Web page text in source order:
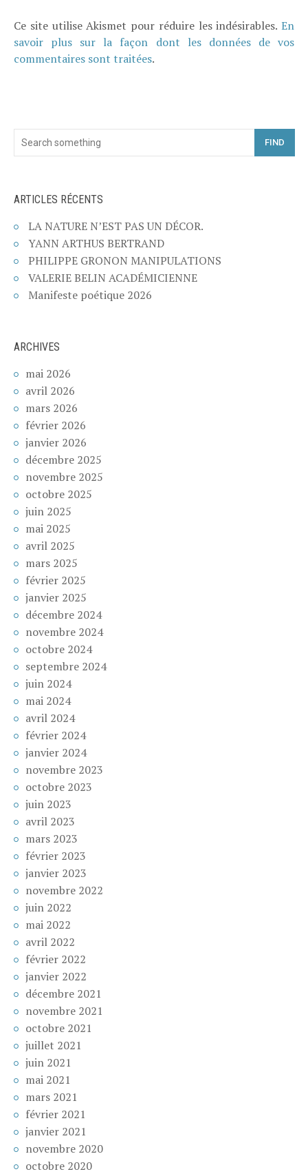
Ce site utilise Akismet pour réduire les indésirables. En
savoir plus sur la façon dont les données de vos
commentaires sont traitées.
FIND
ARTICLES RÉCENTS
LA NATURE N’EST PAS UN DÉCOR.
YANN ARTHUS BERTRAND
PHILIPPE GRONON MANIPULATIONS
VALERIE BELIN ACADÉMICIENNE
Manifeste poétique 2026
ARCHIVES
mai 2026
avril 2026
mars 2026
février 2026
janvier 2026
décembre 2025
novembre 2025
octobre 2025
juin 2025
mai 2025
avril 2025
mars 2025
février 2025
janvier 2025
décembre 2024
novembre 2024
octobre 2024
septembre 2024
juin 2024
mai 2024
avril 2024
février 2024
janvier 2024
novembre 2023
octobre 2023
juin 2023
avril 2023
mars 2023
février 2023
janvier 2023
novembre 2022
juin 2022
mai 2022
avril 2022
février 2022
janvier 2022
décembre 2021
novembre 2021
octobre 2021
juillet 2021
juin 2021
mai 2021
mars 2021
février 2021
janvier 2021
novembre 2020
octobre 2020